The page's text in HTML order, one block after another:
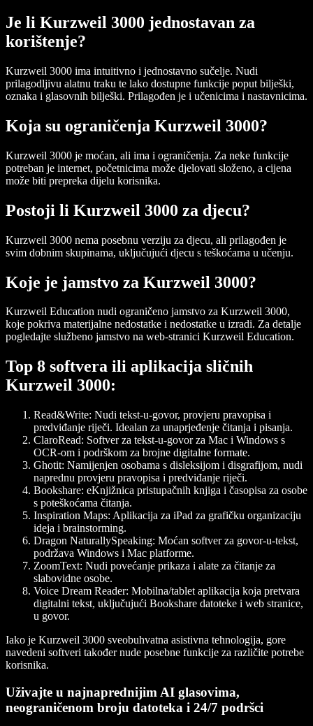
Je li Kurzweil 3000 jednostavan za
korištenje?
Kurzweil 3000 ima intuitivno i jednostavno sučelje. Nudi
prilagodljivu alatnu traku te lako dostupne funkcije poput bilješki,
oznaka i glasovnih bilješki. Prilagođen je i učenicima i nastavnicima.
Koja su ograničenja Kurzweil 3000?
Kurzweil 3000 je moćan, ali ima i ograničenja. Za neke funkcije
potreban je internet, početnicima može djelovati složeno, a cijena
može biti prepreka dijelu korisnika.
Postoji li Kurzweil 3000 za djecu?
Kurzweil 3000 nema posebnu verziju za djecu, ali prilagođen je
svim dobnim skupinama, uključujući djecu s teškoćama u učenju.
Koje je jamstvo za Kurzweil 3000?
Kurzweil Education nudi ograničeno jamstvo za Kurzweil 3000,
koje pokriva materijalne nedostatke i nedostatke u izradi. Za detalje
pogledajte službeno jamstvo na web-stranici Kurzweil Education.
Top 8 softvera ili aplikacija sličnih
Kurzweil 3000:
Read&Write: Nudi tekst-u-govor, provjeru pravopisa i
predviđanje riječi. Idealan za unaprjeđenje čitanja i pisanja.
ClaroRead: Softver za tekst-u-govor za Mac i Windows s
OCR-om i podrškom za brojne digitalne formate.
Ghotit: Namijenjen osobama s disleksijom i disgrafijom, nudi
naprednu provjeru pravopisa i predviđanje riječi.
Bookshare: eKnjižnica pristupačnih knjiga i časopisa za osobe
s poteškoćama čitanja.
Inspiration Maps: Aplikacija za iPad za grafičku organizaciju
ideja i brainstorming.
Dragon NaturallySpeaking: Moćan softver za govor-u-tekst,
podržava Windows i Mac platforme.
ZoomText: Nudi povećanje prikaza i alate za čitanje za
slabovidne osobe.
Voice Dream Reader: Mobilna/tablet aplikacija koja pretvara
digitalni tekst, uključujući Bookshare datoteke i web stranice,
u govor.
Iako je Kurzweil 3000 sveobuhvatna asistivna tehnologija, gore
navedeni softveri također nude posebne funkcije za različite potrebe
korisnika.
Uživajte u najnaprednijim AI glasovima,
neograničenom broju datoteka i 24/7 podršci